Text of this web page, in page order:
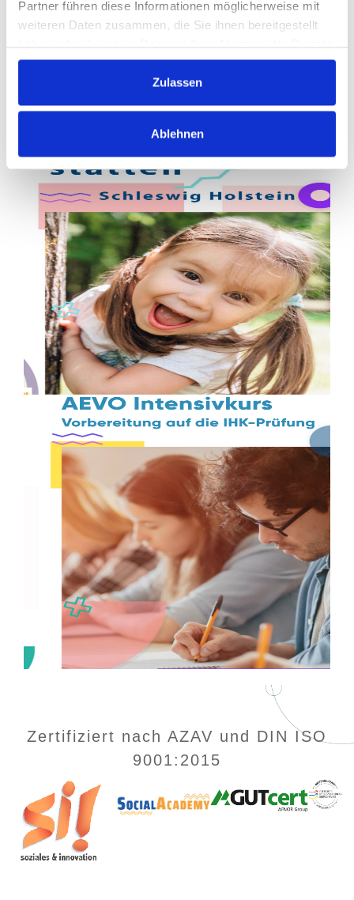
Partner führen diese Informationen möglicherweise mit
weiteren Daten zusammen, die Sie ihnen bereitgestellt
gesammelt haben.
Zulassen
Ablehnen
Zertifiziert nach AZAV und DIN ISO
9001:2015